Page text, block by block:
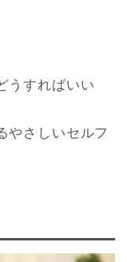
うすればいい
やさしいセルフ